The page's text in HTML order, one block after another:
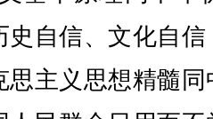
史自信、文化自
思主义思想精髓